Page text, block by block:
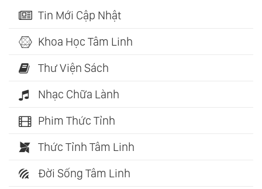
Tin Mới Cập Nhật
Khoa Học Tâm Linh
Thư Viện Sách
Nhạc Chữa Lành
Phim Thức Tỉnh
Thức Tỉnh Tâm Linh
Đời Sống Tâm Linh